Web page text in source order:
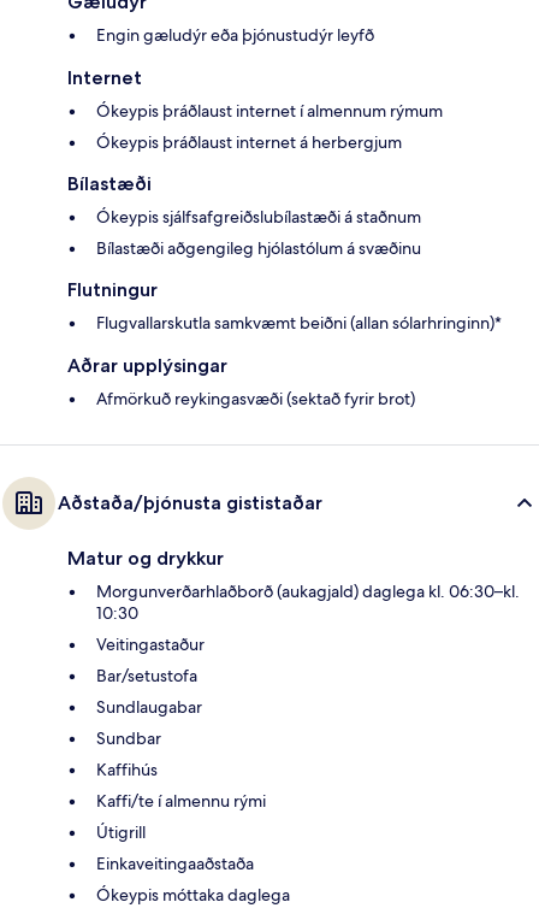
Engin gæludýr eða þjónustudýr leyfð
Internet
Ókeypis þráðlaust internet í almennum rýmum
Ókeypis þráðlaust internet á herbergjum
Bílastæði
Ókeypis sjálfsafgreiðslubílastæði á staðnum
Bílastæði aðgengileg hjólastólum á svæðinu
Flutningur
Flugvallarskutla samkvæmt beiðni (allan sólarhringinn)*
Aðrar upplýsingar
Afmörkuð reykingasvæði (sektað fyrir brot)
Aðstaða/þjónusta gististaðar
Matur og drykkur
Morgunverðarhlaðborð (aukagjald) daglega kl. 06:30–kl.
10:30
Veitingastaður
Bar/setustofa
Sundlaugabar
Sundbar
Kaffihús
Kaffi/te í almennu rými
Útigrill
Einkaveitingaaðstaða
Ókeypis móttaka daglega